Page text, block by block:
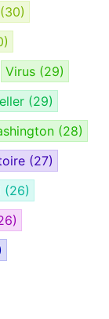
(30)
Virus (29)
(29)
(28)
(27)
(26)